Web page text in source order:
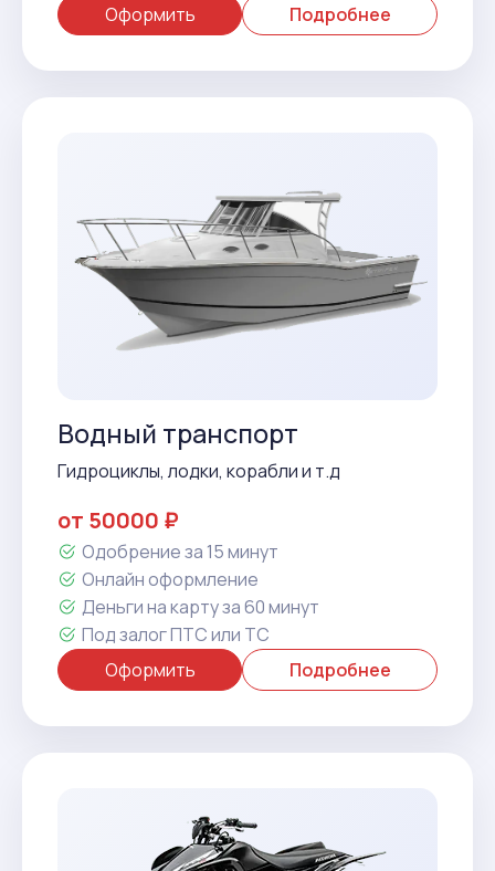
Оформить Подробнее
Водный транспорт
Гидроциклы, лодки, корабли и т.д
от 50000 ₽
Одобрение за 15 минут
Онлайн оформление
Деньги на карту за 60 минут
Под залог ПТС или ТС
Оформить
Подробнее